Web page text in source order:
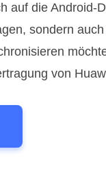
auf die
sondern auch
von